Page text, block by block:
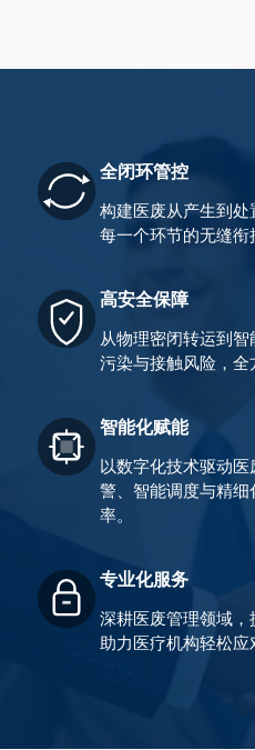
全闭环管控
构建医废从产生到
每一个环节的无缝衔
高安全保障
从物理密闭转运到
污染与接触风险，全
智能化赋能
以数字化技术驱动
警、智能调度与精
率。
专业化服务
深耕医废管理领域，
助力医疗机构轻松应